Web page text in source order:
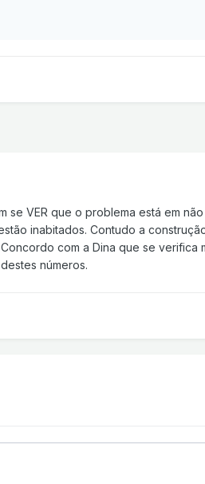
VER que o problema está em
inabitados. Contudo a
com a Dina que se verifica
números.